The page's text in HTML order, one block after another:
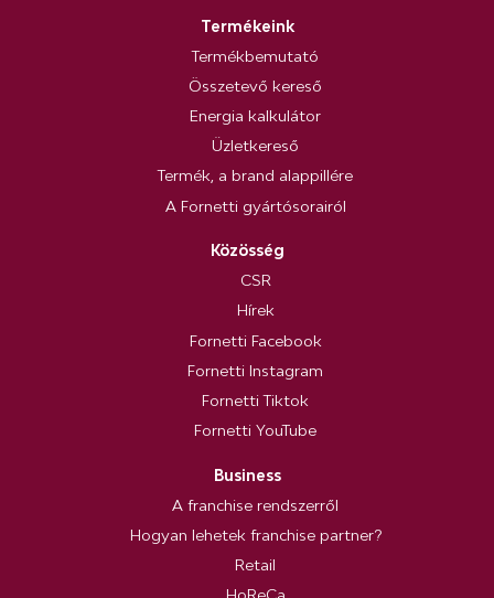
Termékeink
Termékbemutató
Összetevő kereső
Energia kalkulátor
Üzletkereső
Termék, a brand alappillére
A Fornetti gyártósorairól
Közösség
CSR
Hírek
Fornetti Facebook
Fornetti Instagram
Fornetti Tiktok
Fornetti YouTube
Business
A franchise rendszerről
Hogyan lehetek franchise partner?
Retail